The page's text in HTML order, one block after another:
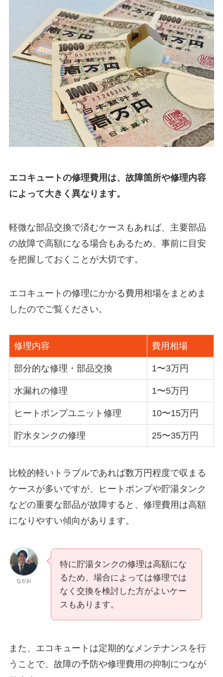
エコキュートの修理費用は、故障箇所や修理内容
によって大きく異なります。
軽微な部品交換で済むケースもあれば、主要部品
の故障で高額になる場合もあるため、事前に目安
を把握しておくことが大切です。
エコキュートの修理にかかる費用相場をまとめま
したのでご覧ください。
修理内容 費用相場
部分的な修理・部品交換 1〜3万円
水漏れの修理 1〜5万円
ヒートポンプユニット修理 10〜15万円
貯水タンクの修理 25〜35万円
比較的軽いトラブルであれば数万円程度で収まる
ケースが多いですが、ヒートポンプや貯湯タンク
などの重要な部品が故障すると、修理費用は高額
になりやすい傾向があります。
ながお
特に貯湯タンクの修理は高額にな
るため、場合によっては修理では
なく交換を検討した方がよいケー
スもあります。
また、エコキュートは定期的なメンテナンスを行
うことで、故障の予防や修理費用の抑制につなが